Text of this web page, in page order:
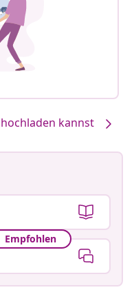
#sharemevidaxl
kannst